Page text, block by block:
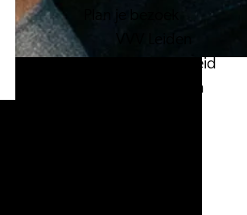
VVV Leiden
Bereikbaarheid
Overnachten